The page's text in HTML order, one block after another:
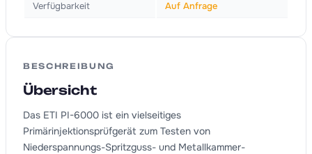
Verfügbarkeit Auf Anfrage
BESCHREIBUNG
Übersicht
Das ETI PI-6000 ist ein vielseitiges
Primärinjektionsprüfgerät zum Testen von
Niederspannungs-Spritzguss- und Metallkammer-